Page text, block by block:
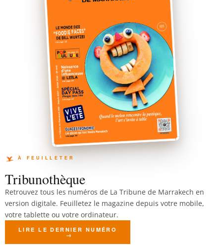
Tribunothèque
Retrouvez tous les numéros de La Tribune de Marrakech en
version digitale. Feuilletez le magazine depuis votre mobile,
votre tablette ou votre ordinateur.
LIRE LE DERNIER NUMÉRO